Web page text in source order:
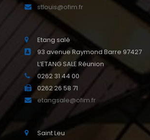
stlouis@ofim.fr
Etang salé
93 avenue Raymond Barre 97427
L’ETANG SALE Réunion
0262 31 44 00
0262 26 58 71
etangsale@ofim.fr
Saint Leu